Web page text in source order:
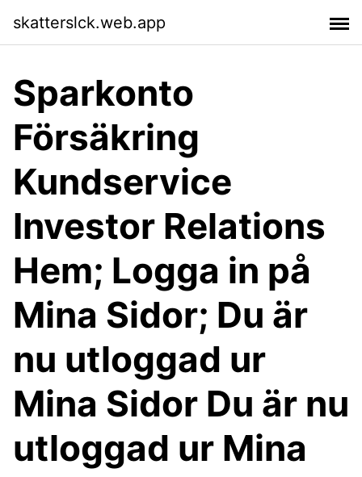
skatterslck.web.app
Sparkonto
Försäkring
Kundservice
Investor Relations
Hem; Logga in på
Mina Sidor; Du är
nu utloggad ur
Mina Sidor Du är nu
utloggad ur Mina